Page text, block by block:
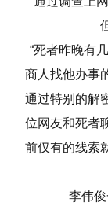
“死者昨晚有
商人找他办事
通过特别的解
位网友和死者
前仅有的线索
李伟